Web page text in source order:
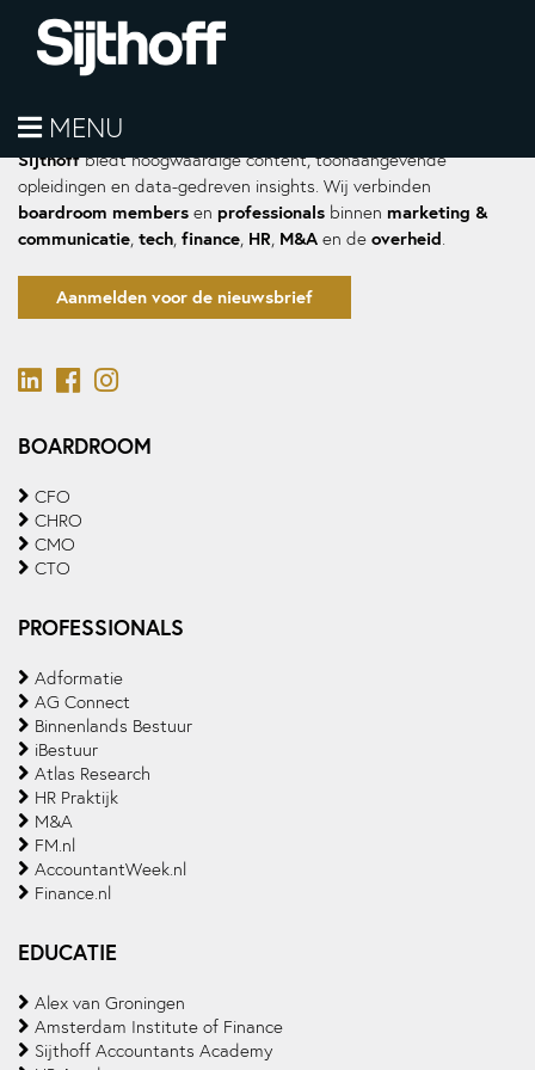
MENU
Sijthoffbiedt hoogwaardige content, toonaangevende
opleidingen en data-gedreven insights. Wij verbinden
boardroom members en professionals binnen marketing &
communicatie, tech, finance, HR, M&A en de overheid.
Aanmelden voor de nieuwsbrief
BOARDROOM
CFO
CHRO
CMO
CTO
PROFESSIONALS
Adformatie
AG Connect
Binnenlands Bestuur
iBestuur
Atlas Research
HR Praktijk
M&A
FM.nl
AccountantWeek.nl
Finance.nl
EDUCATIE
Alex van Groningen
Amsterdam Institute of Finance
Sijthoff Accountants Academy